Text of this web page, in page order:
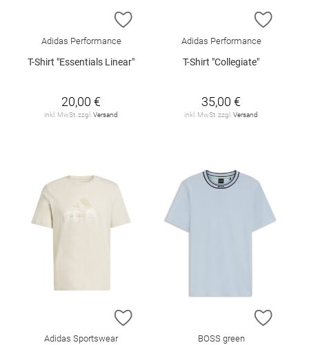
ZUR WUNSCHLISTE HINZUFÜGEN
Adidas Performance
T-Shirt "Essentials Linear"
20,00 €
inkl. MwSt. zzgl. Versand
ZUR
Adidas Performance
T-Shirt "Collegiate"
35,00 €
inkl. MwSt. zzgl. Versand
ZUR WUNSCHLISTE HINZUFÜGEN
Adidas Sportswear
ZUR
BOSS green